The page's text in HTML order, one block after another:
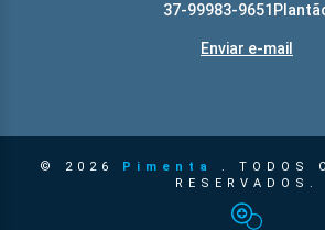
37-99983-
Enviar e-mail
© 2026 Pimenta
. TODOS
RESERVADOS.